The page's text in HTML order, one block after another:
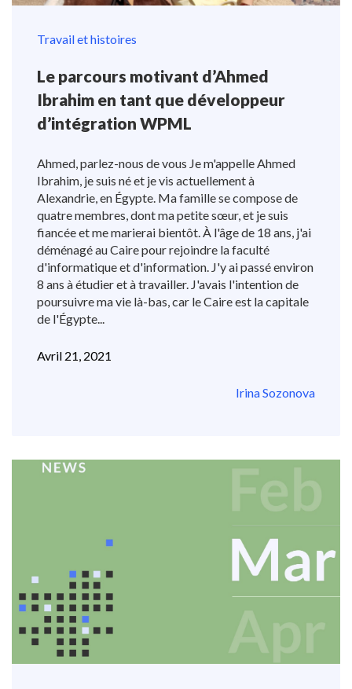
Travail et histoires
Le parcours motivant d’Ahmed
Ibrahim en tant que développeur
d’intégration WPML
Ahmed, parlez-nous de vous Je m'appelle Ahmed
Ibrahim, je suis né et je vis actuellement à
Alexandrie, en Égypte. Ma famille se compose de
quatre membres, dont ma petite sœur, et je suis
fiancée et me marierai bientôt. À l'âge de 18 ans, j'ai
déménagé au Caire pour rejoindre la faculté
d'informatique et d'information. J'y ai passé environ
8 ans à étudier et à travailler. J'avais l'intention de
poursuivre ma vie là-bas, car le Caire est la capitale
de l'Égypte...
Avril 21, 2021
Irina Sozonova